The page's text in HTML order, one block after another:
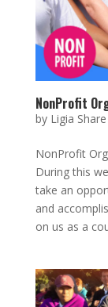
NonProfit
by Ligia Share
NonProfit
During this
take an
and
on us as a